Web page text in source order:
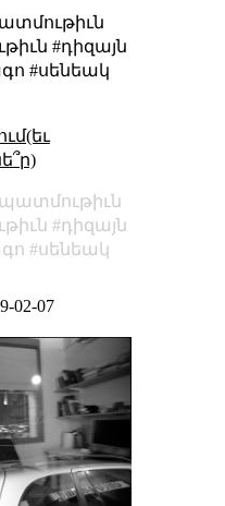
#դիզայն
#սենեակ
դիզայն
սենեակ
02-07